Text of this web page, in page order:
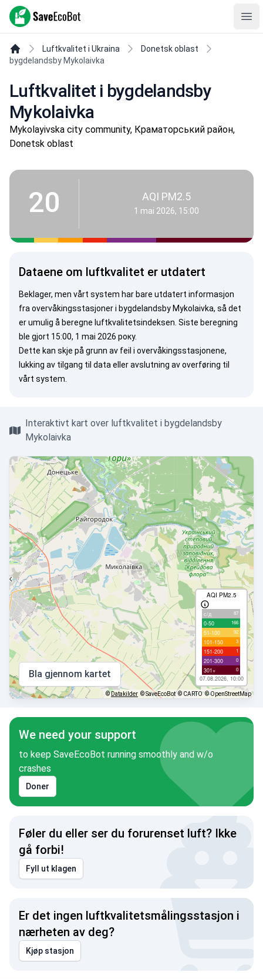
SaveEcoBot
Luftkvalitet i Ukraina
Donetsk oblast
bygdelandsby Mykolaivka
Luftkvalitet i bygdelandsby
Mykolaivka
Mykolayivska city community, Краматорський район,
Donetsk oblast
20 AQI PM2.5
1 mai 2026, 15:00
Dataene om luftkvalitet er utdatert
Beklager, men vårt system har bare utdatert informasjon
fra overvåkingsstasjoner i bygdelandsby Mykolaivka, så det
er umulig å beregne luftkvalitetsindeksen. Siste beregning
ble gjort 15:00, 1 mai 2026 року.
Dette kan skje på grunn av feil i overvåkingsstasjonene,
lukking av tilgang til data eller avslutning av overføring til
vårt system.
Interaktivt kart over luftkvalitet i bygdelandsby
Mykolaivka
AQI PM2.5
с/д 87
0-50 166
51-100 92
101-150 3
151-200 1
201-300 0
301+ 0
07.08.2026, 10:00
Bla gjennom kartet
©Datakilder © SaveEcoBot © CARTO © OpenStreetMap
We need your support
to keep SaveEcoBot running smoothly and w/o
crashes
Doner
Føler du eller ser du forurenset luft? Ikke
gå forbi!
Fyll ut klagen
Er det ingen luftkvalitetsmålingsstasjon i
nærheten av deg?
Kjøp stasjon